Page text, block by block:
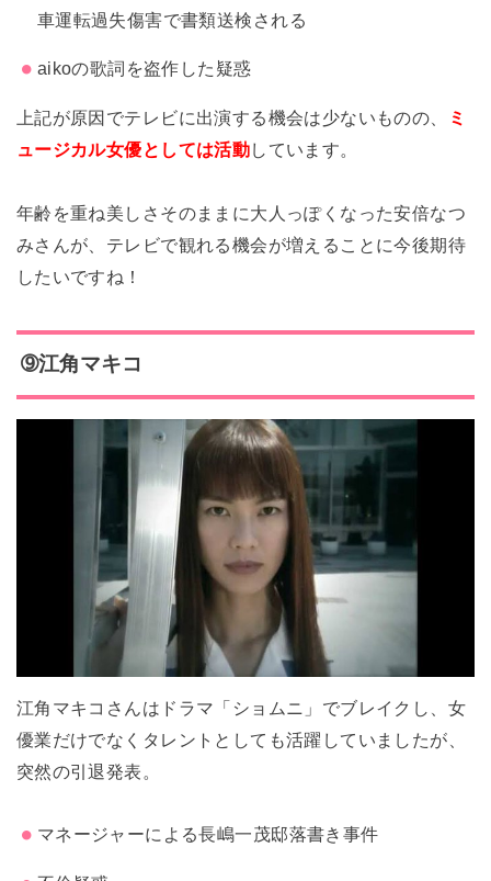
車運転過失傷害で書類送検される
aikoの歌詞を盗作した疑惑
上記が原因でテレビに出演する機会は少ないものの、
ミ
ュージカル女優としては活動しています。
年齢を重ね美しさそのままに大人っぽくなった安倍なつ
みさんが、テレビで観れる機会が増えることに今後期待
したいですね！
➈江角マキコ
江角マキコさんはドラマ「ショムニ」でブレイクし、女
優業だけでなくタレントとしても活躍していましたが、
突然の引退発表。
マネージャーによる長嶋一茂邸落書き事件